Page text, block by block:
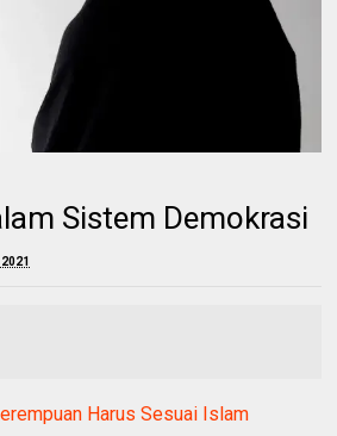
Sistem Demokrasi
Harus Sesuai Islam